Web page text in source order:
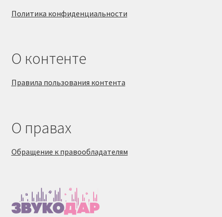
Политика конфиденциальности
О контенте
Правила пользования контента
О правах
Обращение к правообладателям